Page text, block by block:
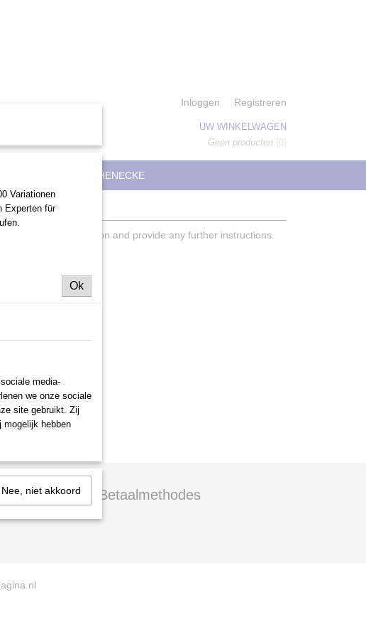
Inloggen Registreren
UW WINKELWAGEN
Geen producten (0)
SCHNÄPPCHENECKE
the cancellation and provide any further instructions.
Betaalmethodes
Variationen
Experten für
Ok
media-
we onze sociale
site gebruikt. Zij
mogelijk hebben
Nee, niet akkoord